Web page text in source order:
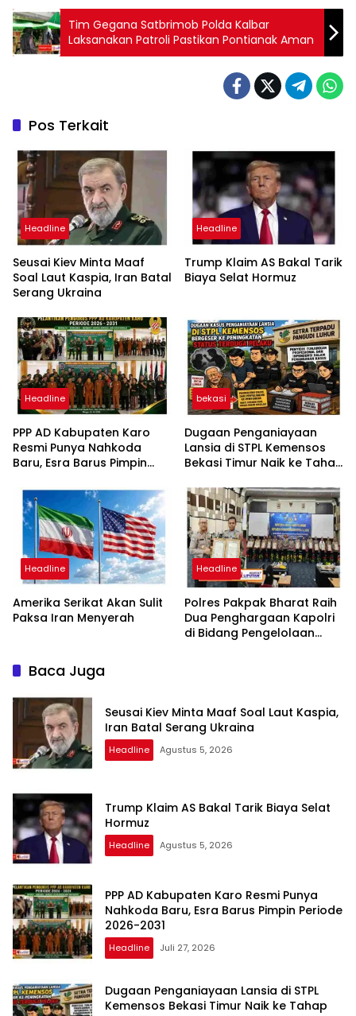
Tim Gegana Satbrimob Polda Kalbar
Laksanakan Patroli Pastikan Pontianak Aman
Pos Terkait
Headline
Seusai Kiev Minta Maaf
Soal Laut Kaspia, Iran Batal
Serang Ukraina
Headline
Trump Klaim AS Bakal Tarik
Biaya Selat Hormuz
Headline
PPP AD Kabupaten Karo
Resmi Punya Nahkoda
Baru, Esra Barus Pimpin
bekasi
Dugaan Penganiayaan
Lansia di STPL Kemensos
Bekasi Timur Naik ke Tahap
Minta Proses Transparan
dan Bebas Intervensi
Headline
Amerika Serikat Akan Sulit
Paksa Iran Menyerah
Headline
Polres Pakpak Bharat Raih
Dua Penghargaan Kapolri
di Bidang Pengelolaan
Baca Juga
Seusai Kiev Minta Maaf Soal Laut Kaspia,
Iran Batal Serang Ukraina
Headline Agustus 5, 2026
Trump Klaim AS Bakal Tarik Biaya Selat
Hormuz
Headline Agustus 5, 2026
PPP AD Kabupaten Karo Resmi Punya
Nahkoda Baru, Esra Barus Pimpin Periode
2026-2031
Headline Juli 27, 2026
Dugaan Penganiayaan Lansia di STPL
Kemensos Bekasi Timur Naik ke Tahap